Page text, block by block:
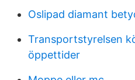
Oslipad diamant
Transportstyrelsen
öppettider